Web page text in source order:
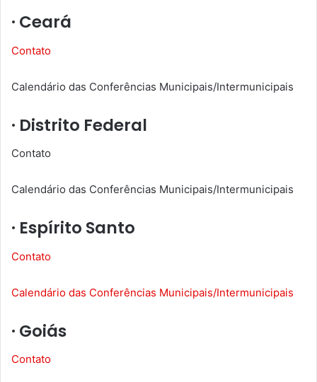
· Ceará
Contato
Calendário das Conferências Municipais/Intermunicipais
· Distrito Federal
Contato
Calendário das Conferências Municipais/Intermunicipais
· Espírito Santo
Contato
Calendário das Conferências Municipais/Intermunicipais
· Goiás
Contato